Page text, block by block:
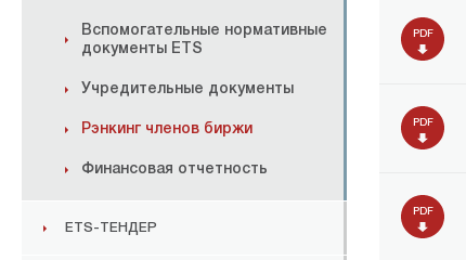
Вспомогательные нормативные
документы ETS
Учредительные документы
Рэнкинг членов биржи
Финансовая отчетность
ETS-ТЕНДЕР
PDF
PDF
PDF